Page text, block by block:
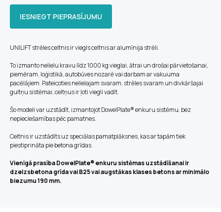
IESNIEGT PIEPRASĪJUMU
UNILIFT strēles celtnis ir viegls celtnis ar alumīnija strēli.
To izmanto nelielu kravu līdz 1000 kg vieglai, ātrai un drošai pārvietošanai,
piemēram, loģistikā, autobūves nozarē vai darbam ar vakuuma
pacēlājiem. Pateicoties nelielajam svaram, strēles svaram un divkāršajai
gultņu sistēmai, celtņus ir ļoti viegli vadīt.
Šo modeli var uzstādīt, izmantojot DowelPlate® enkuru sistēmu, bez
nepieciešamības pēc pamatnes.
Celtnis ir uzstādīts uz speciālas pamatplāksnes, kas ar tapām tiek
piestiprināta pie betona grīdas.
Vienīgā prasība DowelPlate® enkuru sistēmas uzstādīšanai ir
dzelzsbetona grīda vai B25 vai augstākas klases betons ar minimālo
biezumu 190 mm.